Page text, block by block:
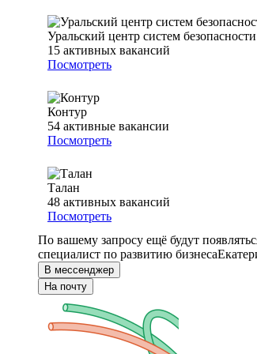
Уральский центр систем безопасности
15 активных вакансий
Посмотреть
Контур
54 активные вакансии
Посмотреть
Талан
48 активных вакансий
Посмотреть
По вашему запросу ещё будут
специалист по развитию бизнеса
В мессенджер
На почту